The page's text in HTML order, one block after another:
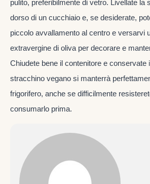
pulito, preferibilmente di vetro. Livellate la
dorso di un cucchiaio e, se desiderate,
piccolo avvallamento al centro e versarvi
extravergine di oliva per decorare e
Chiudete bene il contenitore e conservate
stracchino vegano si manterrà
frigorifero, anche se difficilmente
consumarlo prima.